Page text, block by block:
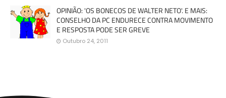
OPINIÃO: 'OS BONECOS DE WALTER NETO'. E MAIS:
CONSELHO DA PC ENDURECE CONTRA MOVIMENTO
E RESPOSTA PODE SER GREVE
Outubro 24, 2011